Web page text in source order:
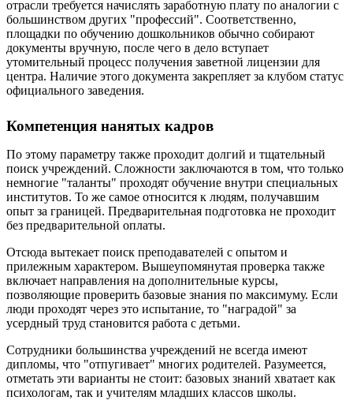
отрасли требуется начислять заработную плату по аналогии с
большинством других "профессий". Соответственно,
площадки по обучению дошкольников обычно собирают
документы вручную, после чего в дело вступает
утомительный процесс получения заветной лицензии для
центра. Наличие этого документа закрепляет за клубом статус
официального заведения.
Компетенция нанятых кадров
По этому параметру также проходит долгий и тщательный
поиск учреждений. Сложности заключаются в том, что только
немногие "таланты" проходят обучение внутри специальных
институтов. То же самое относится к людям, получавшим
опыт за границей. Предварительная подготовка не проходит
без предварительной оплаты.
Отсюда вытекает поиск преподавателей с опытом и
прилежным характером. Вышеупомянутая проверка также
включает направления на дополнительные курсы,
позволяющие проверить базовые знания по максимуму. Если
люди проходят через это испытание, то "наградой" за
усердный труд становится работа с детьми.
Сотрудники большинства учреждений не всегда имеют
дипломы, что "отпугивает" многих родителей. Разумеется,
отметать эти варианты не стоит: базовых знаний хватает как
психологам, так и учителям младших классов школы.